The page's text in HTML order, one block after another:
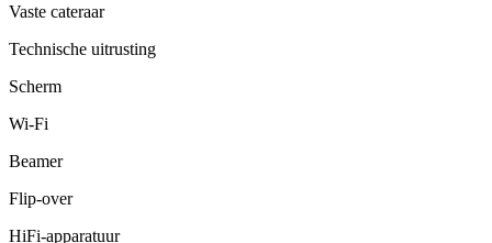
Vaste cateraar
Technische uitrusting
Scherm
Wi-Fi
Beamer
Flip-over
HiFi-apparatuur